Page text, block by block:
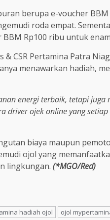
berupa e-voucher
roda empat.
Rp100 ribu untuk
CSR Pertamina Patra
menawarkan hadiah,
energi terbaik, tetapi
driver ojek online yang
biaya maupun
ojol yang
lingkungan. (*MGO/Red)
hadiah ojol ojol